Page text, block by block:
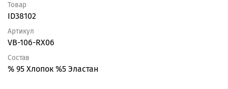
Товар
ID38102
Артикул
VB-106-RX06
Состав
% 95 Хлопок %5 Эластан